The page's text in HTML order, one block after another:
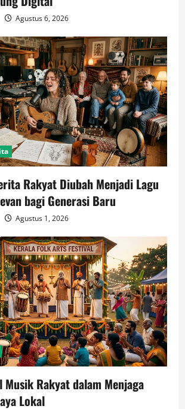
Agustus 6, 2026
Rakyat Diubah Menjadi Lagu
bagi Generasi Baru
Agustus 1, 2026
Musik Rakyat dalam Menjaga
Lokal